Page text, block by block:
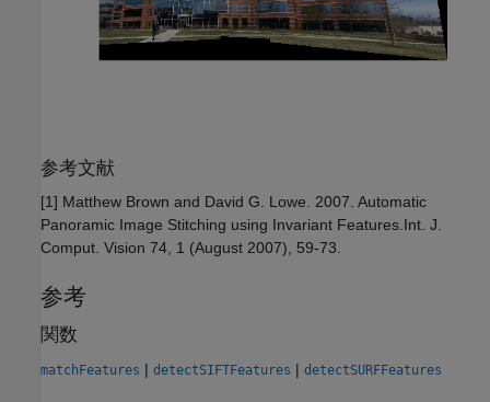
参考文献
[1] Matthew Brown and David G. Lowe. 2007. Automatic
Panoramic Image Stitching using Invariant Features.Int. J.
Comput. Vision 74, 1 (August 2007), 59-73.
参考
関数
matchFeatures | detectSIFTFeatures | detectSURFFeatures